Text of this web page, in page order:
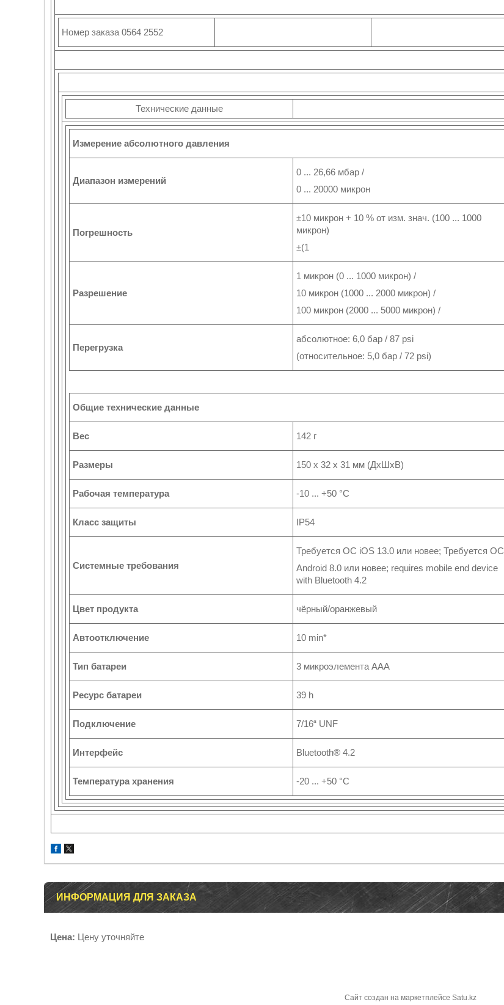
Номер заказа 0564 2552
Технические данные
Измерение абсолютного давления
Диапазон измерений
0 ... 26,66 мбар /
0 ... 20000 микрон
Погрешность
±10 микрон + 10 % от изм. знач. (100 ... 1000
микрон)
±(1
Разрешение
1 микрон (0 ... 1000 микрон) /
10 микрон (1000 ... 2000 микрон) /
100 микрон (2000 ... 5000 микрон) /
Перегрузка
абсолютное: 6,0 бар / 87 psi
(относительное: 5,0 бар / 72 psi)
Общие технические данные
Вес 142 г
Размеры 150 x 32 x 31 мм (ДxШxВ)
Рабочая температура -10 ... +50 °C
Класс защиты IP54
Системные требования
Требуется ОС iOS 13.0 или новее; Требуется ОС
Android 8.0 или новее; requires mobile end device
with Bluetooth 4.2
Цвет продукта чёрный/оранжевый
Автоотключение 10 min*
Тип батареи 3 микроэлемента ААА
Ресурс батареи 39 h
Подключение 7/16“ UNF
Интерфейс Bluetooth® 4.2
Температура хранения -20 ... +50 °C
ИНФОРМАЦИЯ ДЛЯ ЗАКАЗА
Цена: Цену уточняйте
Сайт создан на маркетплейсе Satu.kz